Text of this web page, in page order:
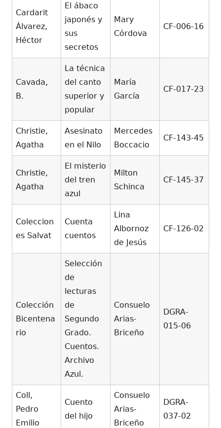
Cardarit
Álvarez,
Héctor
El ábaco
japonés y
sus
secretos
Mary
Córdova
CF-006-16
Cavada,
B.
La técnica
del canto
superior y
popular
María
García
CF-017-23
Christie,
Agatha
Asesinato
en el Nilo
Mercedes
Boccacio
CF-143-45
Christie,
Agatha
El misterio
del tren
azul
Milton
Schinca
CF-145-37
Coleccion
es Salvat
Cuenta
cuentos
Lina
Albornoz
de Jesús
CF-126-02
Colección
Bicentena
rio
Selección
de
lecturas
de
Segundo
Grado.
Cuentos.
Archivo
Azul.
Consuelo
Arias-
Briceño
DGRA-
015-06
Coll,
Pedro
Emilio
Cuento
del hijo
Consuelo
Arias-
Briceño
DGRA-
037-02